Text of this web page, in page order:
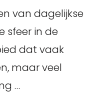
van dagelijkse
sfeer in de
dat vaak
maar veel
…